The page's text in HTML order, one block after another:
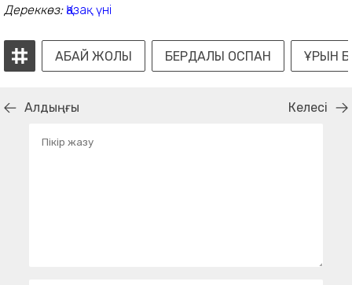
Дереккөз: Қазақ үні
АБАЙ ЖОЛЫ БЕРДАЛЫ ОСПАН ҰРЫН
Алдыңғы Келесі